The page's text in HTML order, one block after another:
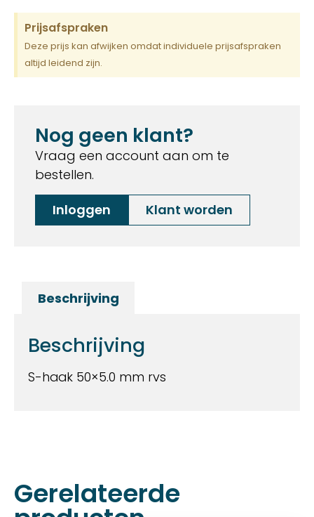
Prijsafspraken
Deze prijs kan afwijken omdat individuele prijsafspraken
altijd leidend zijn.
Nog geen klant?
Vraag een account aan om te
bestellen.
Inloggen
Klant worden
Beschrijving
Beschrijving
S-haak 50×5.0 mm rvs
Gerelateerde